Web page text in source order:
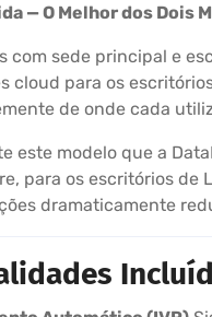
— O Melhor dos Dois
com sede principal e
cloud para os
de onde cada
este modelo que a
para os escritórios de
dramaticamente